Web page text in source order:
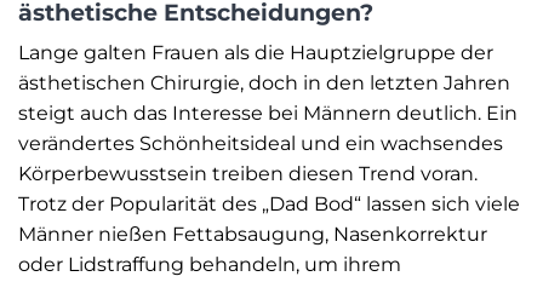
ästhetische Entscheidungen?
Lange galten Frauen als die Hauptzielgruppe der
ästhetischen Chirurgie, doch in den letzten Jahren
steigt auch das Interesse bei Männern deutlich. Ein
verändertes Schönheitsideal und ein wachsendes
Körperbewusstsein treiben diesen Trend voran.
Trotz der Popularität des „Dad Bod“ lassen sich viele
Männer nießen Fettabsaugung, Nasenkorrektur
oder Lidstraffung behandeln, um ihrem